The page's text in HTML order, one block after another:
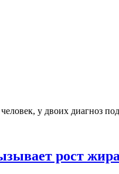
у двоих
рост